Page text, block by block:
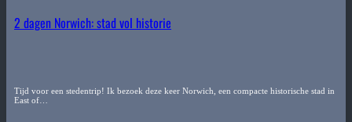
2 dagen Norwich: stad vol historie
Tijd voor een stedentrip! Ik bezoek deze keer Norwich, een compacte historische stad in
East of…